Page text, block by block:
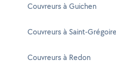
Couvreurs à Guichen
Couvreurs à Saint-Grégoire
Couvreurs à Redon